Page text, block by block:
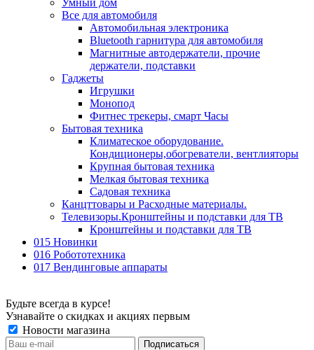
Все для автомобиля
Автомобильная электроника
Bluetooth гарнитура для автомобиля
Магнитные автодержатели, прочие
держатели, подставки
Гаджеты
Игрушки
Монопод
Фитнес трекеры, смарт Часы
Бытовая техника
Климатеское оборудование.
Кондиционеры,обогреватели, вентлияторы
Крупная бытовая техника
Мелкая бытовая техника
Садовая техника
Канцттовары и Расходные материалы.
Телевизоры.Кронштейны и подставки для ТВ
Кронштейны и подставки для ТВ
015 Новинки
016 Робототехника
017 Вендинговые аппараты
Будьте всегда в курсе!
Узнавайте о скидках и акциях первым
Новости магазина